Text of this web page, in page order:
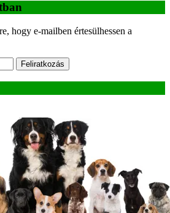
hogy e-mailben értesülhessen a
Feliratkozás